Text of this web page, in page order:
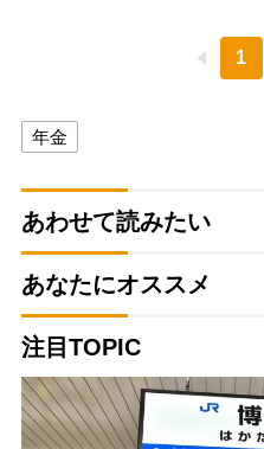
1
年金
あわせて読みたい
あなたにオススメ
注目TOPIC